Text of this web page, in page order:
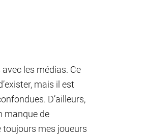
les médias. Ce
mais il est
D’ailleurs,
manque de
toujours mes joueurs